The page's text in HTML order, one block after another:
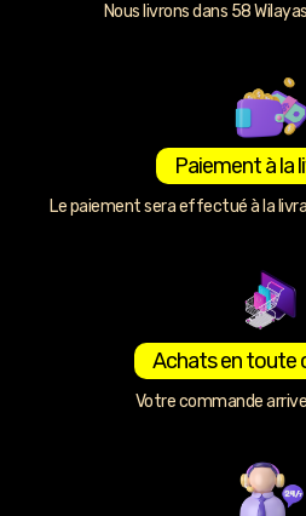
Nous livrons dans 58
Paiement à la
Le paiement sera effectué à la
Achats en toute
Votre commande